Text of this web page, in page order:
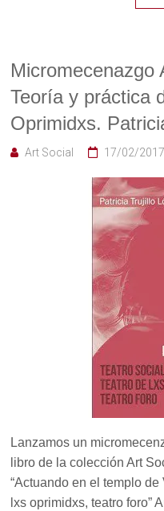
Micromecenazgo
Teoría y práctica
Oprimidxs.
Art Social 17/02/2017
Lanzamos un
libro de la colección Art
“Actuando en el templo
lxs oprimidxs, teatro foro”